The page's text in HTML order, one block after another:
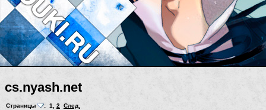
cs.nyash.net
Страницы : 1, 2 След.